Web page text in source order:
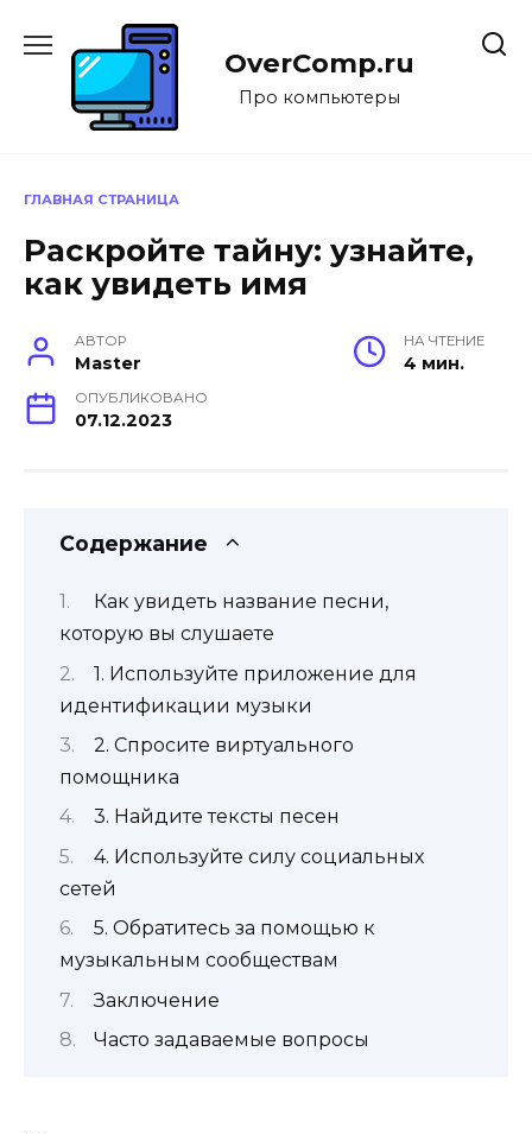
содержанию
OverComp.ru
Про компьютеры
ГЛАВНАЯ СТРАНИЦА
Раскройте тайну: узнайте,
как увидеть имя
АВТОР
Master
НА ЧТЕНИЕ
4 мин.
ОПУБЛИКОВАНО
07.12.2023
Содержание
Как увидеть название песни,
которую вы слушаете
1. Используйте приложение для
идентификации музыки
2. Спросите виртуального
помощника
3. Найдите тексты песен
4. Используйте силу социальных
сетей
5. Обратитесь за помощью к
музыкальным сообществам
Заключение
Часто задаваемые вопросы